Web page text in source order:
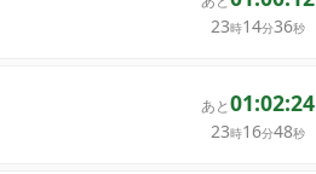
23時14分36秒
あと01:02:24
23時16分48秒